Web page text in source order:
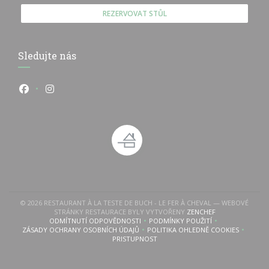
novém okně))
se v novém okně))
REZERVOVAT STŮL
Sledujte nás
Facebook ((otevře se v novém okně))
Instagram ((otevře se v novém okně))
© 2026 RESTAURANT À LA TESTE DE BUCH - LE FER À CHEVAL — WEBOVÉ
STRÁNKY RESTAURACE BYLY VYTVOŘENY ZENCHEF((OTEVŘE SE V
ODMÍTNUTÍ ODPOVĚDNOSTI((OTEVŘE SE V NOVÉM OKNĚ))
PODMÍNKY POUŽITÍ((OTEVŘE SE V NOVÉM
ZÁSADY OCHRANY OSOBNÍCH ÚDAJŮ
((OTEVŘE SE V NOVÉM OKNĚ))POLITIKA OHLEDNĚ COOKIES
((OTEVŘE SE V NOVÉM
PRISTUPNOST
((OTEVŘE SE V NOVÉM OKNĚ))